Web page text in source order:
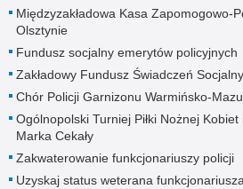
Międzyzakładowa Kasa Zapomogowo-
Olsztynie
Fundusz socjalny emerytów policyjnych
Zakładowy Fundusz Świadczeń
Chór Policji Garnizonu Warmińsko-
Ogólnopolski Turniej Piłki Nożnej
Marka Cekały
Zakwaterowanie funkcjonariuszy policji
Uzyskaj status weterana